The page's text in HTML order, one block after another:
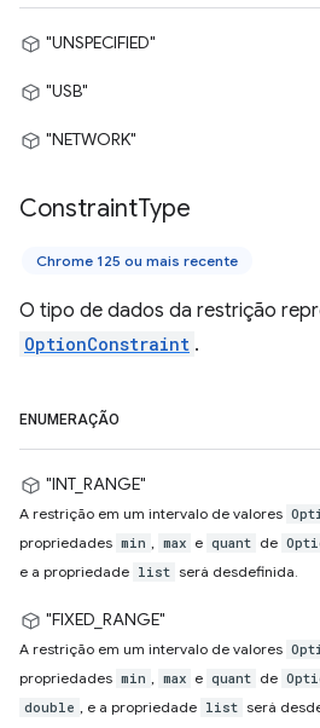
"UNSPECIFIED"
"USB"
"NETWORK"
ConstraintType
Chrome 125 ou mais recente
O tipo de dados da restrição
OptionConstraint .
ENUMERAÇÃO
"INT_RANGE"
A restrição em um intervalo de valores
propriedades min , max e quant de
e a propriedade list será desdefinida.
"FIXED_RANGE"
A restrição em um intervalo de valores
propriedades min , max e quant de
double , e a propriedade list será